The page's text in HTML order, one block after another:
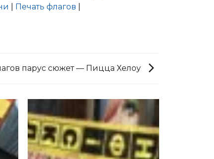
Печать флагов
парус сюжет — Пицца Хелоу